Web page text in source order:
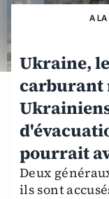
A LA
Ukraine,
carburant
pourrait
Deux
ils sont